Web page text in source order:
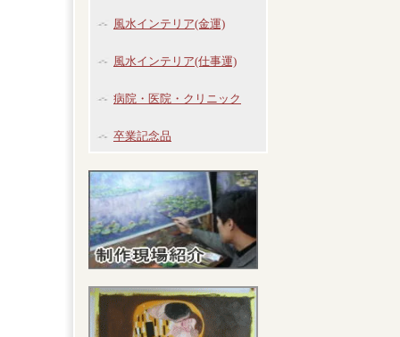
風水インテリア(金運)
風水インテリア(仕事運)
病院・医院・クリニック
卒業記念品